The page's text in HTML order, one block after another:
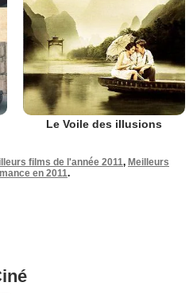
Le Voile des illusions
films de l'année 2011, Meilleurs
en 2011.